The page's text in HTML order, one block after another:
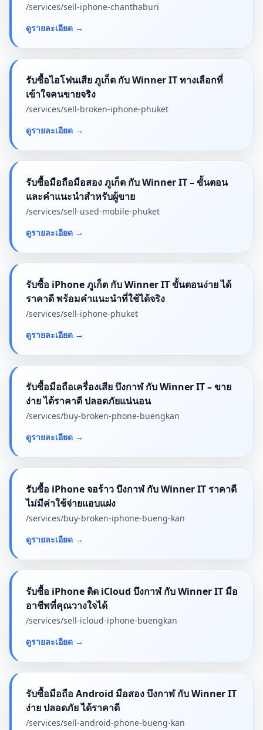
/services/sell-iphone-chanthaburi
ดูรายละเอียด →
รับซื้อไอโฟนเสีย ภูเก็ต กับ Winner IT ทางเลือกที่
เข้าใจคนขายจริง
/services/sell-broken-iphone-phuket
ดูรายละเอียด →
รับซื้อมือถือมือสอง ภูเก็ต กับ Winner IT – ขั้นตอน
และคำแนะนำสำหรับผู้ขาย
/services/sell-used-mobile-phuket
ดูรายละเอียด →
รับซื้อ iPhone ภูเก็ต กับ Winner IT ขั้นตอนง่าย ได้
ราคาดี พร้อมคำแนะนำที่ใช้ได้จริง
/services/sell-iphone-phuket
ดูรายละเอียด →
รับซื้อมือถือเครื่องเสีย บึงกาฬ กับ Winner IT – ขาย
ง่าย ได้ราคาดี ปลอดภัยแน่นอน
/services/buy-broken-phone-buengkan
ดูรายละเอียด →
รับซื้อ iPhone จอร้าว บึงกาฬ กับ Winner IT ราคาดี
ไม่มีค่าใช้จ่ายแอบแฝง
/services/buy-broken-iphone-bueng-kan
ดูรายละเอียด →
รับซื้อ iPhone ติด iCloud บึงกาฬ กับ Winner IT มือ
อาชีพที่คุณวางใจได้
/services/sell-icloud-iphone-buengkan
ดูรายละเอียด →
รับซื้อมือถือ Android มือสอง บึงกาฬ กับ Winner IT
ง่าย ปลอดภัย ได้ราคาดี
/services/sell-android-phone-bueng-kan